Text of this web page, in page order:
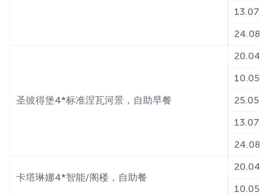
13.07-
24.08-
圣彼得堡4*标准涅瓦河景，自助早餐
20.04-
10.05-
25.05-
13.07-
24.08-
卡塔琳娜4*智能/阁楼，自助餐
20.04-
10.05-